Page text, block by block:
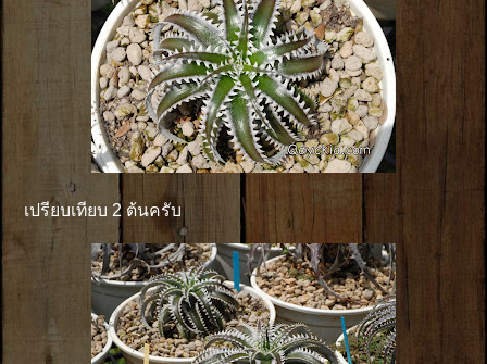
เปรียบเทียบ 2 ต้นครับ